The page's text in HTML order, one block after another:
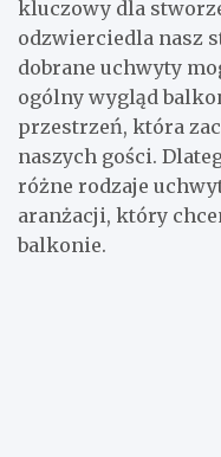
kluczowy dla
odzwierciedla nasz
dobrane uchwyty
ogólny wygląd
przestrzeń, która
naszych gości.
różne rodzaje
aranżacji, który
balkonie.